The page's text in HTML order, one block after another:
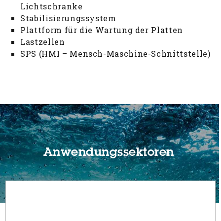
Lichtschranke
Stabilisierungssystem
Plattform für die Wartung der Platten
Lastzellen
SPS (HMI – Mensch-Maschine-Schnittstelle)
Anwendungssektoren